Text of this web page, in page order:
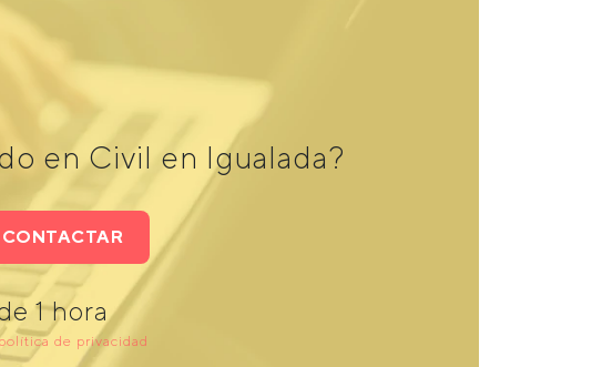
en Civil en Igualada?
CONTACTAR
1 hora
de privacidad